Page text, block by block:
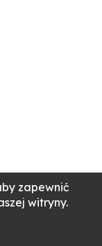
zapewnić
witryny.